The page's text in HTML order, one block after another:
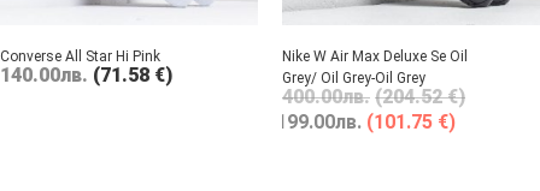
Converse All Star Hi Pink
140.00лв. (71.58 €)
Nike W Air Max Deluxe Se Oil
Grey/ Oil Grey-Oil Grey
400.00лв. (204.52 €)
199.00лв. (101.75 €)